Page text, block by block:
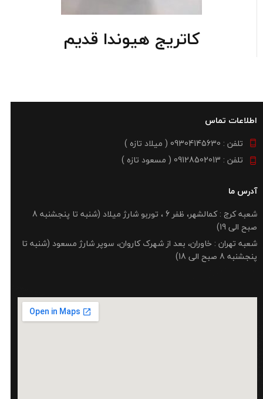
کاتریج هیوندا قدیم
اطلاعات تماس
تلفن : 09304145630 ( میلاد تازه )
تلفن : 09128502013 ( مسعود تازه )
آدرس ما
شعبه کرج : کمالشهر، ظفر 6 ، توربو شارژ میلاد (شنبه تا پنجشنبه 8
صبح الی 19)
شعبه تهران : خاوران، بعد از شهرک کاروان، سوپر شارژ مسعود (شنبه تا
پنجشنبه 8 صبح الی 18)